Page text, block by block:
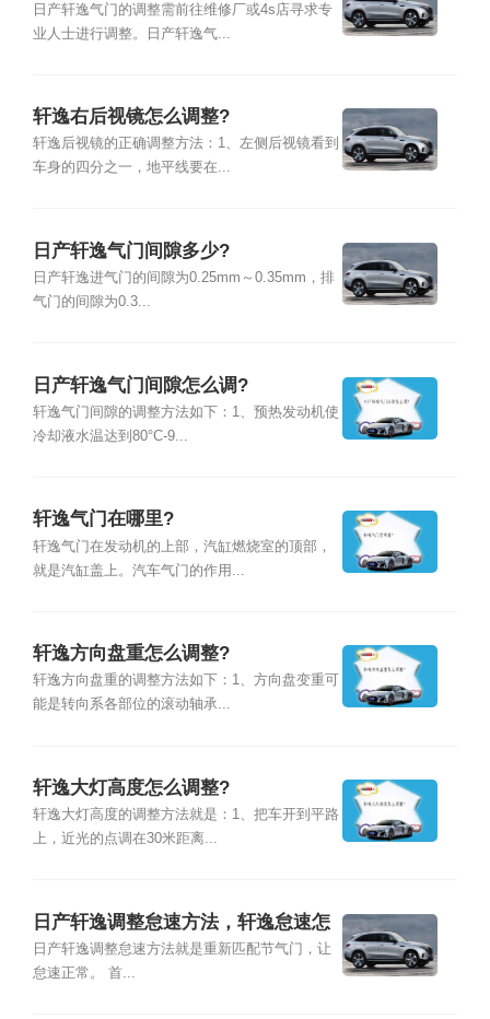
日产轩逸气门的调整需前往维修厂或4s店寻求专
业人士进行调整。日产轩逸气...
轩逸右后视镜怎么调整?
轩逸后视镜的正确调整方法：1、左侧后视镜看到
车身的四分之一，地平线要在...
日产轩逸气门间隙多少?
日产轩逸进气门的间隙为0.25mm～0.35mm，排
气门的间隙为0.3...
日产轩逸气门间隙怎么调?
轩逸气门间隙的调整方法如下：1、预热发动机使
冷却液水温达到80°C-9...
轩逸气门在哪里?
轩逸气门在发动机的上部，汽缸燃烧室的顶部，
就是汽缸盖上。汽车气门的作用...
轩逸方向盘重怎么调整?
轩逸方向盘重的调整方法如下：1、方向盘变重可
能是转向系各部位的滚动轴承...
轩逸大灯高度怎么调整?
轩逸大灯高度的调整方法就是：1、把车开到平路
上，近光的点调在30米距离...
日产轩逸调整怠速方法，轩逸怠速怎
么调整
日产轩逸调整怠速方法就是重新匹配节气门，让
怠速正常。 首...